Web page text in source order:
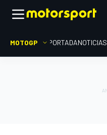
MOTOGP PORTADANOTICIAS